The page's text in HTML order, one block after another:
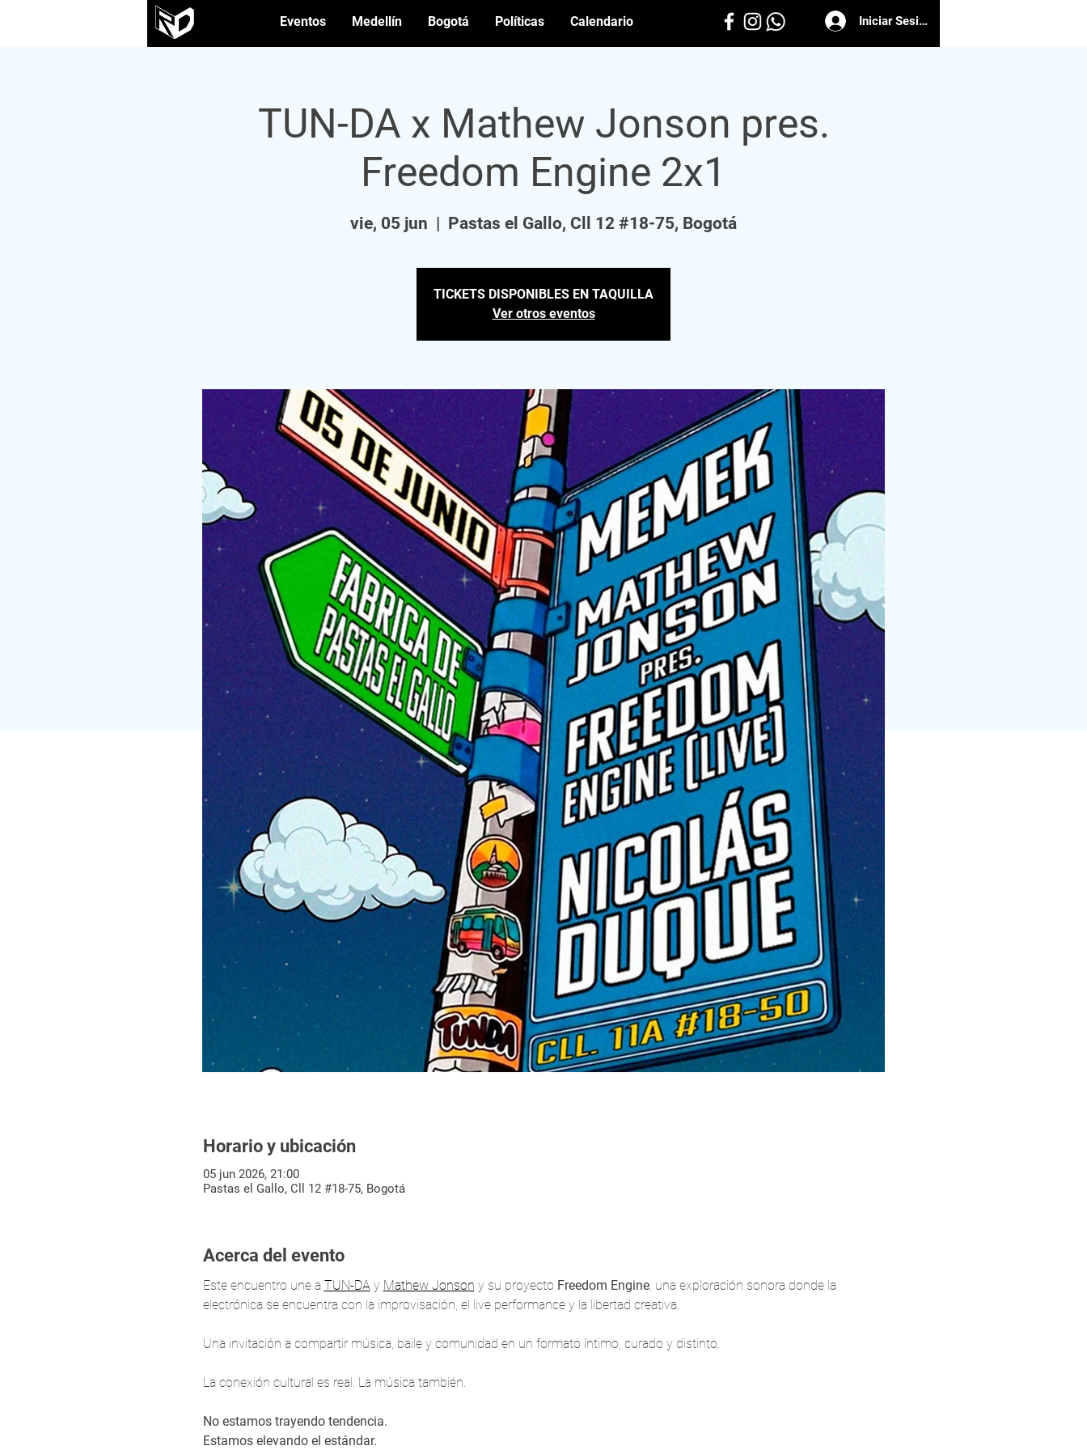
Eventos Medellín Bogotá Políticas Calendario Iniciar Sesión
TUN-DA x Mathew Jonson pres.
Freedom Engine 2x1
vie, 05 jun
  |
Pastas el Gallo, Cll 12 #18-75, Bogotá
TICKETS DISPONIBLES EN TAQUILLA
Ver otros eventos
Horario y ubicación
05 jun 2026, 21:00
Pastas el Gallo, Cll 12 #18-75, Bogotá
Acerca del evento
Este encuentro une a TUN-DA y Mathew Jonson y su proyecto Freedom Engine, una exploración sonora donde la
electrónica se encuentra con la improvisación, el live performance y la libertad creativa.
Una invitación a compartir música, baile y comunidad en un formato íntimo, curado y distinto.
La conexión cultural es real. La música también.
No estamos trayendo tendencia.
Estamos elevando el estándar.